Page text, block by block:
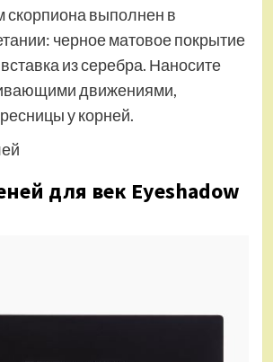
скорпиона выполнен в
черное матовое покрытие
из серебра. Наносите
движениями,
у корней.
для век Eyeshadow